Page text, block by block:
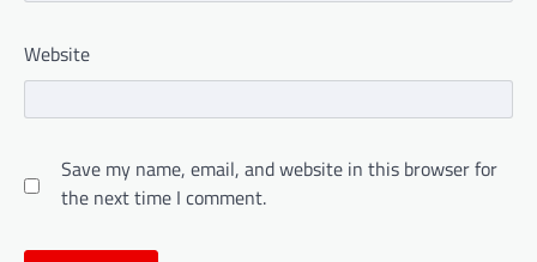
Website
Save my name, email, and website in this browser for
the next time I comment.